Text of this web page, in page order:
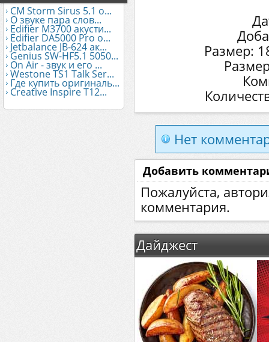
CM Storm Sirus 5.1 о...
О звуке пара слов...
Edifier М3700 акусти...
Edifier DA5000 Pro о...
Jetbalance JB-624 ак...
Genius SW-HF5.1 5050...
On Air - звук и его ...
Westone TS1 Talk Ser...
Где купить оригиналь...
Creative Inspire T12...
Размер:
Нет
Добавить
Пожалуйста,
комментария.
Дайджест